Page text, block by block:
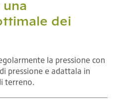
dei
la pressione con
pressione e adattala in
terreno.